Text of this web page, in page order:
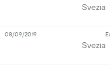
Svezia
Svezia
08/09/2019